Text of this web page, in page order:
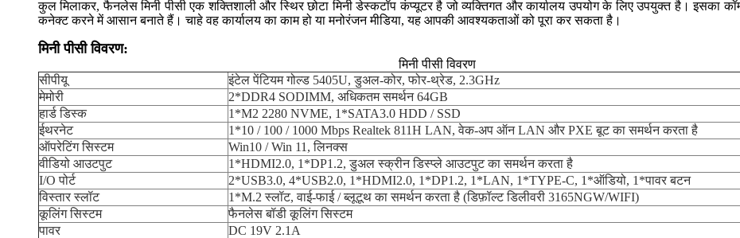
कुल मिलाकर, फैनलेस मिनी पीसी एक शक्तिशाली और स्थिर छोटा मिनी डेस्कटॉप कंप्यूटर है जो व्यक्तिगत और कार्यालय उपयोग के लिए उपयुक्त है।
कनेक्ट करने में आसान बनाते हैं। चाहे वह कार्यालय का काम हो या मनोरंजन मीडिया, यह आपकी आवश्यकताओं को पूरा कर सकता है।
मिनी पीसी विवरण:
मिनी पीसी विवरण
सीपीयू
इंटेल पेंटियम गोल्ड 5405U, डुअल-कोर, फोर-थ्रेड, 2.3GHz
मेमोरी
2*DDR4 SODIMM, अधिकतम समर्थन 64GB
हार्ड डिस्क
1*M2 2280 NVME, 1*SATA3.0 HDD / SSD
ईथरनेट
1*10 / 100 / 1000 Mbps Realtek 811H LAN, वेक-अप ऑन LAN और PXE बूट का समर्थन करता है
ऑपरेटिंग सिस्टम
Win10 / Win 11, लिनक्स
वीडियो आउटपुट
1*HDMI2.0, 1*DP1.2, डुअल स्क्रीन डिस्प्ले आउटपुट का समर्थन करता है
I/O पोर्ट
2*USB3.0, 4*USB2.0, 1*HDMI2.0, 1*DP1.2, 1*LAN, 1*TYPE-C, 1*ऑडियो, 1*पावर बटन
विस्तार स्लॉट
1*M.2 स्लॉट, वाई-फाई / ब्लूटूथ का समर्थन करता है (डिफ़ॉल्ट डिलीवरी 3165NGW/WIFI)
कूलिंग सिस्टम
फैनलेस बॉडी कूलिंग सिस्टम
पावर
DC 19V 2.1A